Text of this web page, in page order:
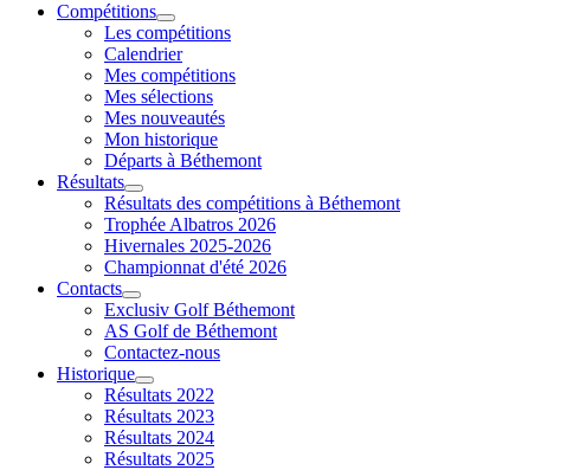
Compétitions
Les compétitions
Calendrier
Mes compétitions
Mes sélections
Mes nouveautés
Mon historique
Départs à Béthemont
Résultats
Résultats des compétitions à Béthemont
Trophée Albatros 2026
Hivernales 2025-2026
Championnat d'été 2026
Contacts
Exclusiv Golf Béthemont
AS Golf de Béthemont
Contactez-nous
Historique
Résultats 2022
Résultats 2023
Résultats 2024
Résultats 2025